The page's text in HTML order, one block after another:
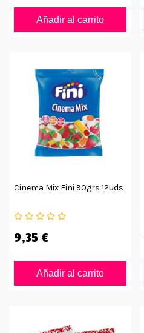
Añadir al carrito
Cinema Mix Fini 90grs 12uds
9,35 €
Añadir al carrito